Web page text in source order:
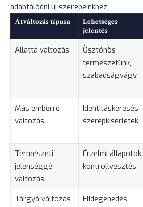
adaptálódni új szerepeinkhez.
Átváltozás típusa
Lehetséges
jelentés
Állattá változás
Ösztönös
természetünk,
szabadságvágy
Más emberré
változás
Identitáskeresés,
szerepkísérletek
Természeti
jelenséggé
változás
Érzelmi állapotok,
kontrollvesztés
Tárgyá változás
Elidegenedés,